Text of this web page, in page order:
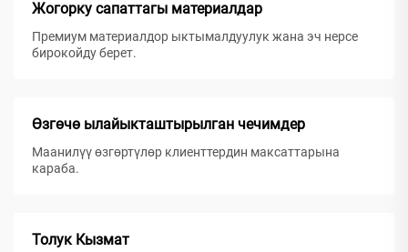
Жогорку сапаттагы материалдар
Премиум материалдор ыктымалдуулук жана эч нерсе
бирокойду берет.
Өзгөчө ылайыкташтырылган чечимдер
Маанилүү өзгөртүлөр клиенттердин максаттарына
караба.
Толук Кызмат